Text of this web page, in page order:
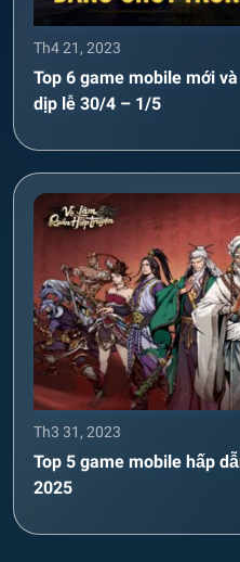
Th4 21, 2023
Top 6 game mobile mới
dịp lễ 30/4 – 1/5
Th3 31, 2023
Top 5 game mobile hấp
2025